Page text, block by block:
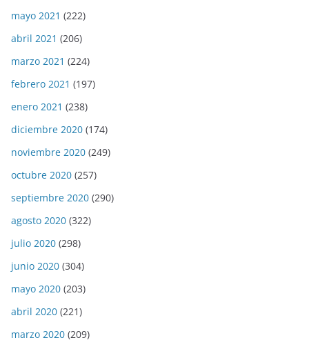
mayo 2021 (222)
abril 2021 (206)
marzo 2021 (224)
febrero 2021 (197)
enero 2021 (238)
diciembre 2020 (174)
noviembre 2020 (249)
octubre 2020 (257)
septiembre 2020 (290)
agosto 2020 (322)
julio 2020 (298)
junio 2020 (304)
mayo 2020 (203)
abril 2020 (221)
marzo 2020 (209)